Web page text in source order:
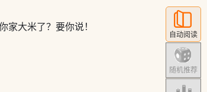
家大米了？要你说！
随机推荐
自动阅读